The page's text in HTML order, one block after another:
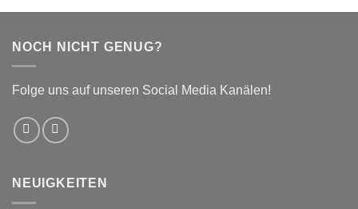
NOCH NICHT GENUG?
Folge uns auf unseren Social Media Kanälen!
NEUIGKEITEN